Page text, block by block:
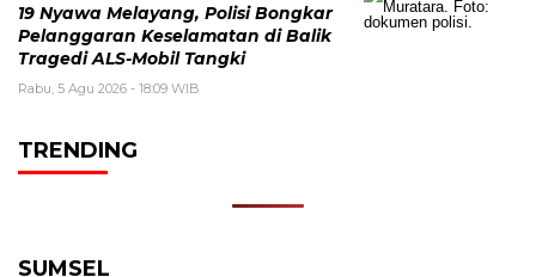
19 Nyawa Melayang, Polisi Bongkar
Pelanggaran Keselamatan di Balik
Tragedi ALS-Mobil Tangki
Rabu, 5 Agu 2026 - 18:09 WIB
TRENDING
SUMSEL